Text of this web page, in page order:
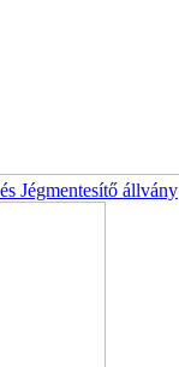
Jégmentesítő állvány